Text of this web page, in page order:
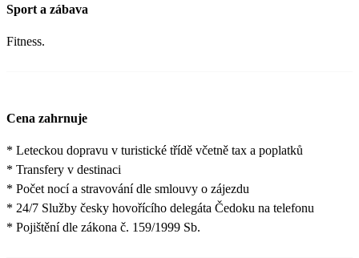
Sport a zábava
Fitness.
Cena zahrnuje
* Leteckou dopravu v turistické třídě včetně tax a poplatků
* Transfery v destinaci
* Počet nocí a stravování dle smlouvy o zájezdu
* 24/7 Služby česky hovořícího delegáta Čedoku na telefonu
* Pojištění dle zákona č. 159/1999 Sb.